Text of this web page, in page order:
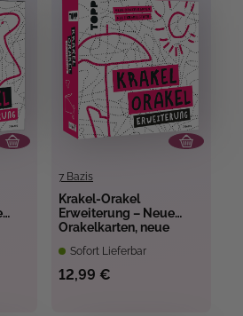
7 Bazis
Krakel-Orakel
Erweiterung – Neue
Orakelkarten, neue
Sofort Lieferbar
12,99 €